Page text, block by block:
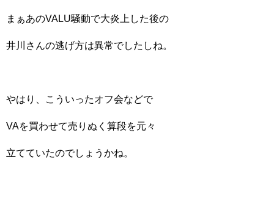
まぁあのVALU騒動で大炎上した後の
井川さんの逃げ方は異常でしたしね。
やはり、こういったオフ会などで
VAを買わせて売りぬく算段を元々
立てていたのでしょうかね。